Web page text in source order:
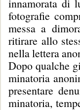
innamorata di
fotografie
messa a
ritirare allo
nella lettera
Dopo qualche
minatoria
presentare
minatoria,